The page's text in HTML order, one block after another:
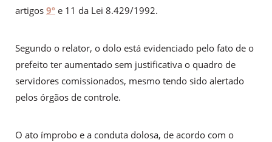
artigos 9º e 11 da Lei 8.429/1992.
Segundo o relator, o dolo está evidenciado pelo fato de o
prefeito ter aumentado sem justificativa o quadro de
servidores comissionados, mesmo tendo sido alertado
pelos órgãos de controle.
O ato ímprobo e a conduta dolosa, de acordo com o